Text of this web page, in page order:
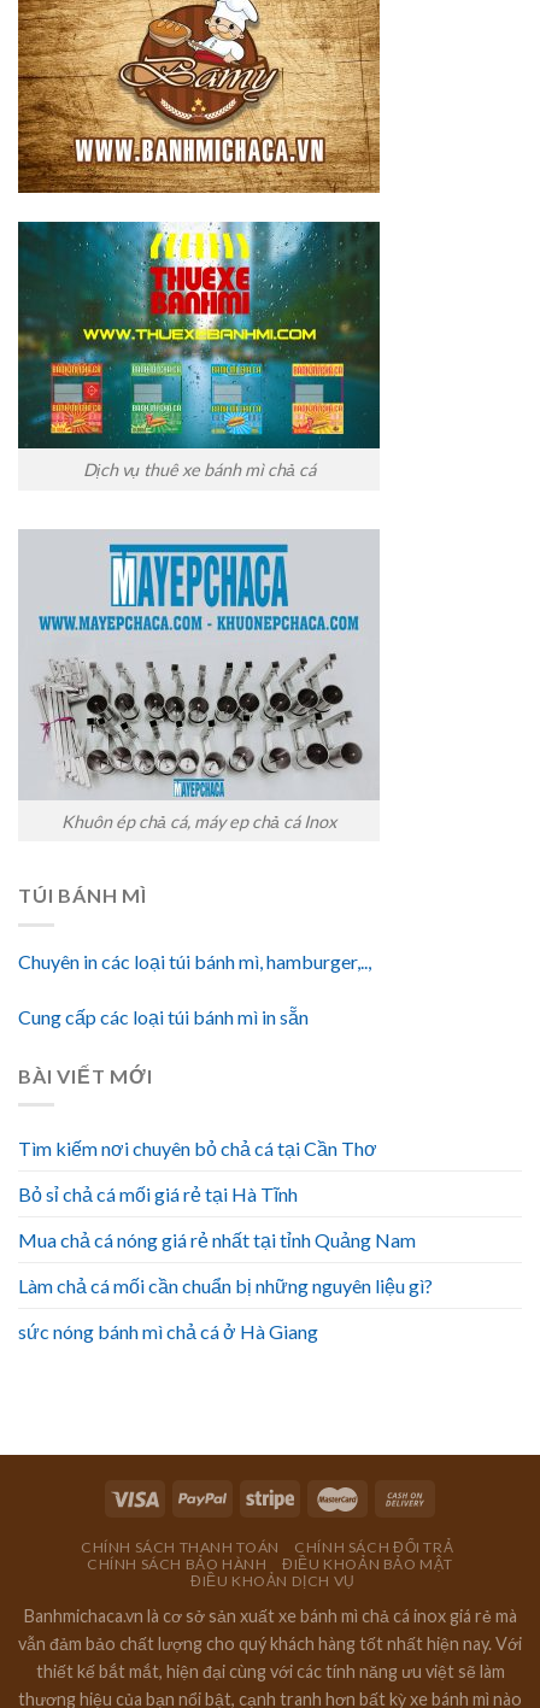
Dịch vụ thuê xe bánh mì chả cá
Khuôn ép chả cá, máy ep chả cá Inox
TÚI BÁNH MÌ
Chuyên in các loại túi bánh mì, hamburger,..,
Cung cấp các loại túi bánh mì in sẵn
BÀI VIẾT MỚI
Tìm kiếm nơi chuyên bỏ chả cá tại Cần Thơ
Bỏ sỉ chả cá mối giá rẻ tại Hà Tĩnh
Mua chả cá nóng giá rẻ nhất tại tỉnh Quảng Nam
Làm chả cá mối cần chuẩn bị những nguyên liệu gì?
sức nóng bánh mì chả cá ở Hà Giang
CHÍNH SÁCH THANH TOÁN
CHÍNH SÁCH ĐỔI TRẢ
CHÍNH SÁCH BẢO HÀNH
ĐIỀU KHOẢN BẢO MẬT
ĐIỀU KHOẢN DỊCH VỤ
Banhmichaca.vn là cơ sở sản xuất xe bánh mì chả cá inox giá rẻ mà
vẫn đảm bảo chất lượng cho quý khách hàng tốt nhất hiện nay. Với
thiết kế bắt mắt, hiện đại cùng với các tính năng ưu việt sẽ làm
thương hiệu của bạn nổi bật, cạnh tranh hơn bất kỳ xe bánh mì nào